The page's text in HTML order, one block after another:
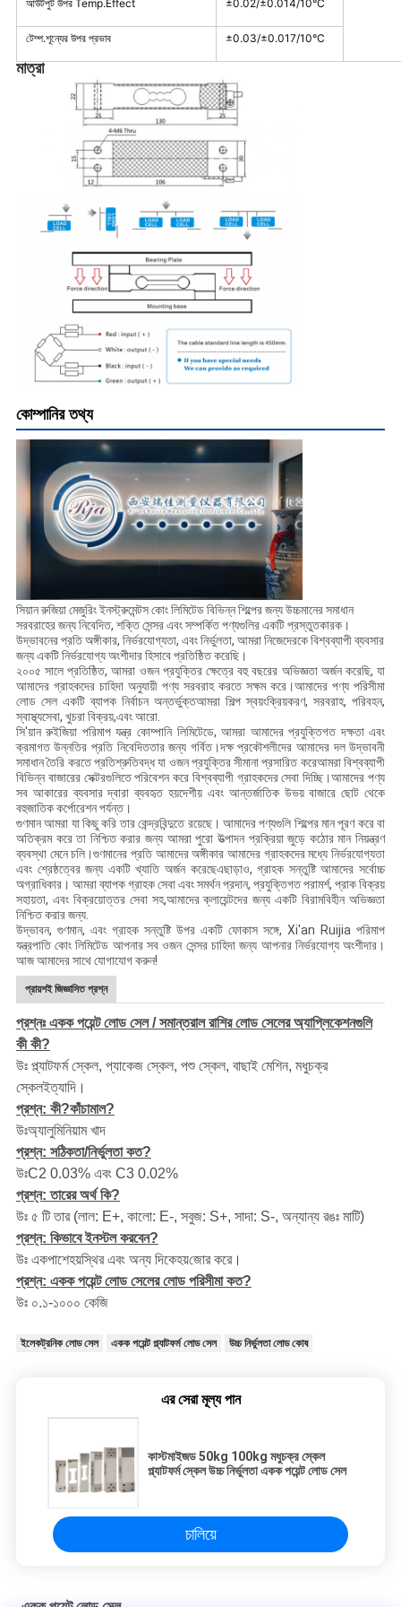
আউটপুট উপর Temp.Effect ±0.02/±0.014/10°C
টেম্প.শূন্যের উপর প্রভাব ±0.03/±0.017/10°C
মাত্রা
কোম্পানির তথ্য
সিয়ান রুজিয়া মেজুরিং ইনস্ট্রুমেন্টস কোং লিমিটেড বিভিন্ন শিল্পের জন্য উচ্চমানের সমাধান
সরবরাহের জন্য নিবেদিত, শক্তি সেন্সর এবং সম্পর্কিত পণ্যগুলির একটি প্রস্তুতকারক।
উদ্ভাবনের প্রতি অঙ্গীকার, নির্ভরযোগ্যতা, এবং নির্ভুলতা, আমরা নিজেদেরকে বিশ্বব্যাপী ব্যবসার
জন্য একটি নির্ভরযোগ্য অংশীদার হিসাবে প্রতিষ্ঠিত করেছি।
২০০৫ সালে প্রতিষ্ঠিত, আমরা ওজন প্রযুক্তির ক্ষেত্রে বহু বছরের অভিজ্ঞতা অর্জন করেছি, যা
আমাদের গ্রাহকদের চাহিদা অনুযায়ী পণ্য সরবরাহ করতে সক্ষম করে।আমাদের পণ্য পরিসীমা
লোড সেল একটি ব্যাপক নির্বাচন অন্তর্ভুক্তআমরা শিল্প স্বয়ংক্রিয়করণ, সরবরাহ, পরিবহন,
স্বাস্থ্যসেবা, খুচরা বিক্রয়,এবং আরো.
সি'য়ান রুইজিয়া পরিমাপ যন্ত্র কোম্পানি লিমিটেডে, আমরা আমাদের প্রযুক্তিগত দক্ষতা এবং
ক্রমাগত উন্নতির প্রতি নিবেদিততার জন্য গর্বিত।দক্ষ প্রকৌশলীদের আমাদের দল উদ্ভাবনী
সমাধান তৈরি করতে প্রতিশ্রুতিবদ্ধ যা ওজন প্রযুক্তির সীমানা প্রসারিত করেআমরা বিশ্বব্যাপী
বিভিন্ন বাজারের সেক্টরগুলিতে পরিবেশন করে বিশ্বব্যাপী গ্রাহকদের সেবা দিচ্ছি।আমাদের পণ্য
সব আকারের ব্যবসার দ্বারা ব্যবহৃত হয়দেশীয় এবং আন্তর্জাতিক উভয় বাজারে ছোট থেকে
বহুজাতিক কর্পোরেশন পর্যন্ত।
গুণমান আমরা যা কিছু করি তার কেন্দ্রবিন্দুতে রয়েছে। আমাদের পণ্যগুলি শিল্পের মান পূরণ করে বা
অতিক্রম করে তা নিশ্চিত করার জন্য আমরা পুরো উত্পাদন প্রক্রিয়া জুড়ে কঠোর মান নিয়ন্ত্রণ
ব্যবস্থা মেনে চলি।গুণমানের প্রতি আমাদের অঙ্গীকার আমাদের গ্রাহকদের মধ্যে নির্ভরযোগ্যতা
এবং শ্রেষ্ঠত্বের জন্য একটি খ্যাতি অর্জন করেছেএছাড়াও, গ্রাহক সন্তুষ্টি আমাদের সর্বোচ্চ
অগ্রাধিকার। আমরা ব্যাপক গ্রাহক সেবা এবং সমর্থন প্রদান, প্রযুক্তিগত পরামর্শ, প্রাক বিক্রয়
সহায়তা, এবং বিক্রয়োত্তর সেবা সহ,আমাদের ক্লায়েন্টদের জন্য একটি বিরামবিহীন অভিজ্ঞতা
নিশ্চিত করার জন্য.
উদ্ভাবন, গুণমান, এবং গ্রাহক সন্তুষ্টি উপর একটি ফোকাস সঙ্গে, Xi'an Ruijia পরিমাপ
যন্ত্রপাতি কোং লিমিটেড আপনার সব ওজন সেন্সর চাহিদা জন্য আপনার নির্ভরযোগ্য অংশীদার।
আজ আমাদের সাথে যোগাযোগ করুন!
প্রায়শই জিজ্ঞাসিত প্রশ্ন
প্রশ্নঃ একক পয়েন্ট লোড সেল / সমান্তরাল রাশির লোড সেলের অ্যাপ্লিকেশনগুলি
কী কী?
উঃ প্ল্যাটফর্ম স্কেল, প্যাকেজ স্কেল, পশু স্কেল, বাছাই মেশিন, মধুচক্র
স্কেলইত্যাদি।
প্রশ্ন: কী?কাঁচামাল?
উঃঅ্যালুমিনিয়াম খাদ
প্রশ্ন: সঠিকতা/নির্ভুলতা কত?
উঃC2 0.03% এবং C3 0.02%
প্রশ্ন: তারের অর্থ কি?
উঃ ৫ টি তার (লাল: E+, কালো: E-, সবুজ: S+, সাদা: S-, অন্যান্য রঙঃ মাটি)
প্রশ্ন: কিভাবে ইনস্টল করবেন?
উঃ একপাশেহয়স্থির এবং অন্য দিকেহয়জোর করে।
প্রশ্ন: একক পয়েন্ট লোড সেলের লোড পরিসীমা কত?
উঃ ০.১-১০০০ কেজি
ইলেকট্রনিক লোড সেল একক পয়েন্ট প্ল্যাটফর্ম লোড সেল উচ্চ নির্ভুলতা লোড কোষ
এর সেরা মূল্য পান
কাস্টমাইজড 50kg 100kg মধুচক্র স্কেল
প্ল্যাটফর্ম স্কেল উচ্চ নির্ভুলতা একক পয়েন্ট লোড সেল
চালিয়ে